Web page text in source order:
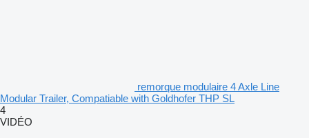
remorque modulaire 4 Axle Line
Modular Trailer, Compatiable with Goldhofer THP SL
4
VIDÉO